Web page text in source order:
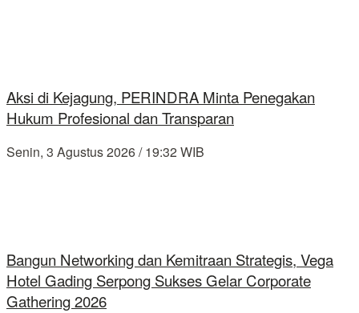
Aksi di Kejagung, PERINDRA Minta Penegakan
Hukum Profesional dan Transparan
Senin, 3 Agustus 2026 / 19:32 WIB
Bangun Networking dan Kemitraan Strategis, Vega
Hotel Gading Serpong Sukses Gelar Corporate
Gathering 2026